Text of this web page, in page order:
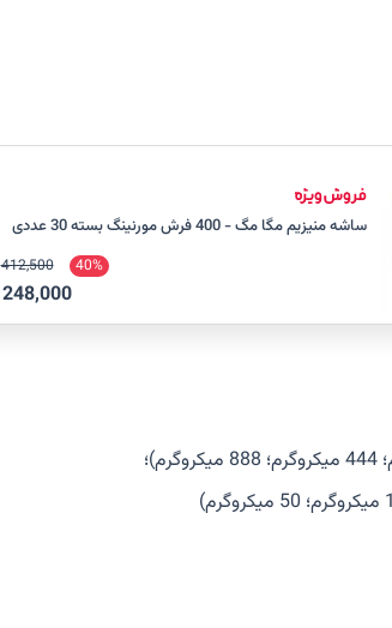
ساشه منیزیم مگا مگ - 400 فرش مورنینگ بسته 30 عددی
40%
412,500
248,000